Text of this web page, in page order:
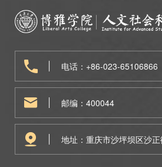
电话：+86-023-65106866
邮编：400044
地址：重庆市沙坪坝区沙